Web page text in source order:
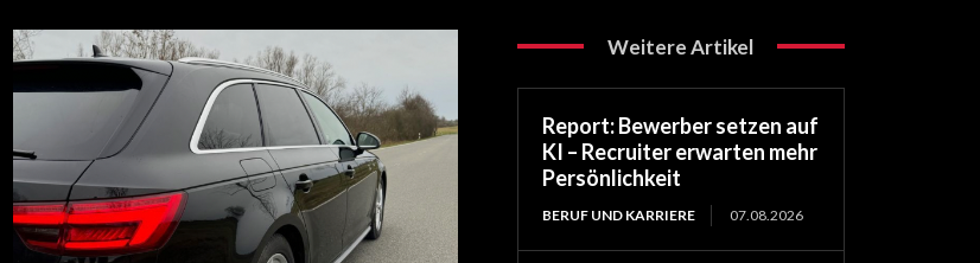
Weitere Artikel
Report: Bewerber setzen auf
KI – Recruiter erwarten mehr
Persönlichkeit
BERUF UND KARRIERE 07.08.2026